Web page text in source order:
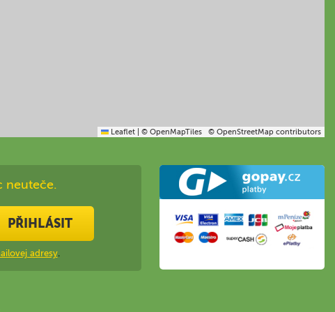
Leaflet © OpenMapTiles © OpenStreetMap contributors
neuteče.
PŘIHLÁSIT
adresy.